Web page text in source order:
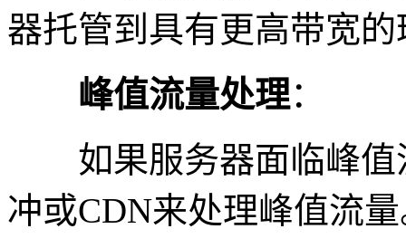
器托管到具有更高带宽
峰值流量处理：
如果服务器面临峰值
冲或CDN来处理峰值流